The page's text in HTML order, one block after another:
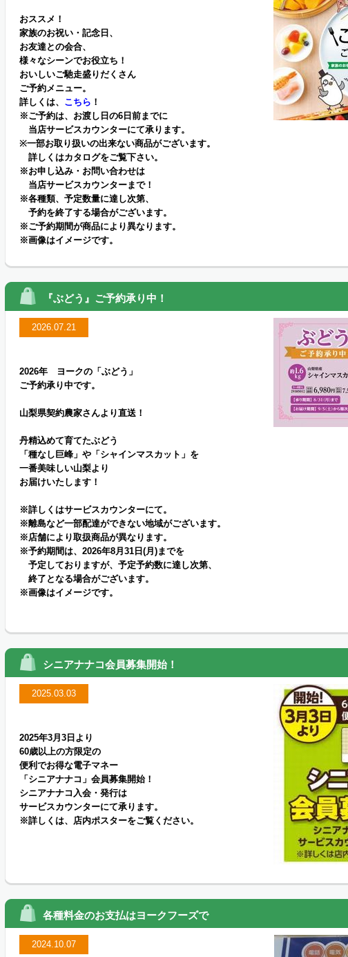
おススメ！
家族のお祝い・記念日、
お友達との会合、
様々なシーンでお役立ち！
おいしいご馳走盛りだくさん
ご予約メニュー。
詳しくは、 こちら ！
※ご予約は、お渡し日の6日前までに
当店サービスカウンターにて承ります。
※一部お取り扱いの出来ない商品がございます。
詳しくはカタログをご覧下さい。
※お申し込み・お問い合わせは
当店サービスカウンターまで！
※各種類、予定数量に達し次第、
予約を終了する場合がございます。
※ご予約期間が商品により異なります。
※画像はイメージです。
『ぶどう』ご予約承り中！
2026.07.21
2026年 ヨークの「ぶどう」
ご予約承り中です。
山梨県契約農家さんより直送！
丹精込めて育てたぶどう
「種なし巨峰」や「シャインマスカット」を
一番美味しい山梨より
お届けいたします！
※詳しくはサービスカウンターにて。
※離島など一部配達ができない地域がございます。
※店舗により取扱商品が異なります。
※予約期間は、 2026年8月31日(月)までを
予定しておりますが、予定予約数に達し次第、
終了となる場合がございます。
※画像はイメージです。
シニアナナコ会員募集開始！
2025.03.03
2025年3月3日より
60歳以上の方限定の
便利でお得な電子マネー
「シニアナナコ」会員募集開始！
シニアナナコ入会・発行は
サービスカウンターにて承ります。
※詳しくは、店内ポスターをご覧ください。
各種料金のお支払はヨークフーズで
2024.10.07